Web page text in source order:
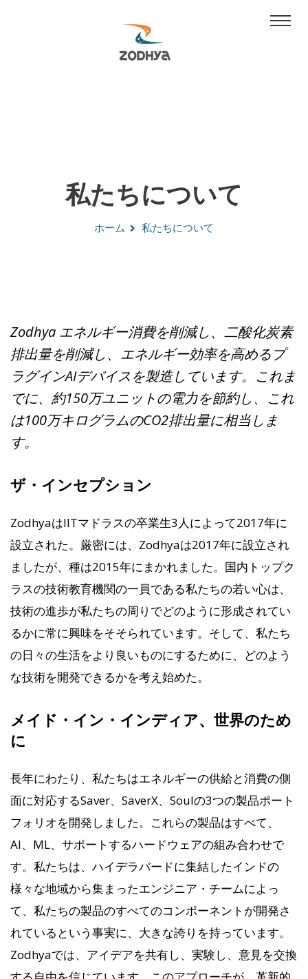
私たちについて
ホーム 私たちについて
Zodhya エネルギー消費を削減し、二酸化炭素
排出量を削減し、エネルギー効率を高めるプ
ラグインAIデバイスを製造しています。これま
でに、約150万ユニットの電力を節約し、これ
は100万キログラムのCO2排出量に相当しま
す。
ザ・インセプション
ZodhyaはIITマドラスの卒業生3人によって2017年に
設立された。厳密には、Zodhyaは2017年に設立され
ましたが、種は2015年にまかれました。国内トップク
ラスの技術教育機関の一員である私たちの若い心は、
技術の進歩が私たちの周りでどのように形成されてい
るかに常に興味をそそられています。そして、私たち
の日々の生活をより良いものにするために、どのよう
な技術を開発できるかを考え始めた。
メイド・イン・インディア、世界のため
に
長年にわたり、私たちはエネルギーの供給と消費の側
面に対応するSaver、SaverX、Soulの3つの製品ポート
フォリオを開発しました。これらの製品はすべて、
AI、ML、サポートするハードウェアの組み合わせで
す。私たちは、ハイデラバードに集結したインドの
様々な地域から集まったエンジニア・チームによっ
て、私たちの製品のすべてのコンポーネントが開発さ
れているという事実に、大きな誇りを持っています。
Zodhyaでは、アイデアを共有し、実験し、意見を交換